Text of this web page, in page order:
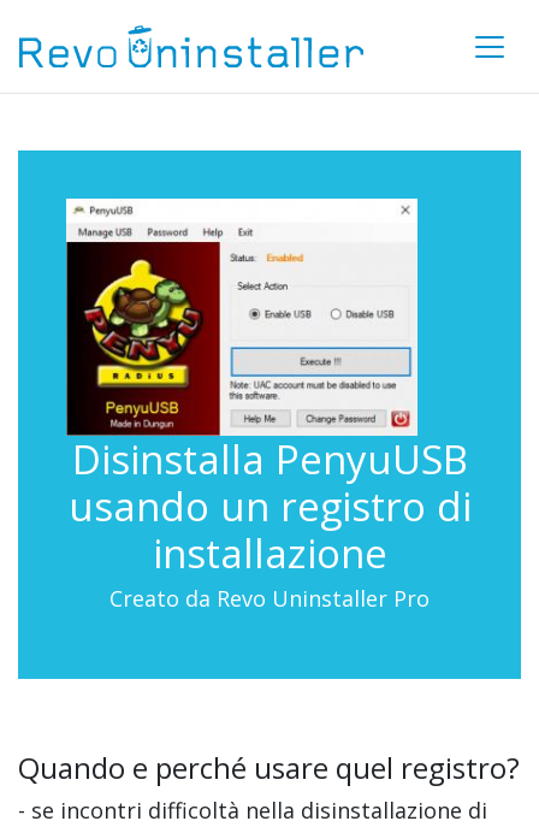
Disinstalla PenyuUSB
usando un registro di
installazione
Creato da Revo Uninstaller Pro
Quando e perché usare quel registro?
- se incontri difficoltà nella disinstallazione di